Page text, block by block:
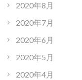
2020年8月
2020年7月
2020年6月
2020年5月
2020年4月